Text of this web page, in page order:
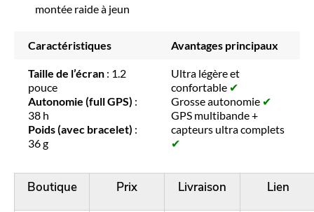
montée raide à jeun
Caractéristiques Avantages principaux
Taille de l’écran : 1.2
pouce
Autonomie (full GPS) :
38 h
Poids (avec bracelet) :
36 g
Ultra légère et
confortable ✔
Grosse autonomie ✔
GPS multibande +
capteurs ultra complets
✔
Boutique Prix Livraison Lien